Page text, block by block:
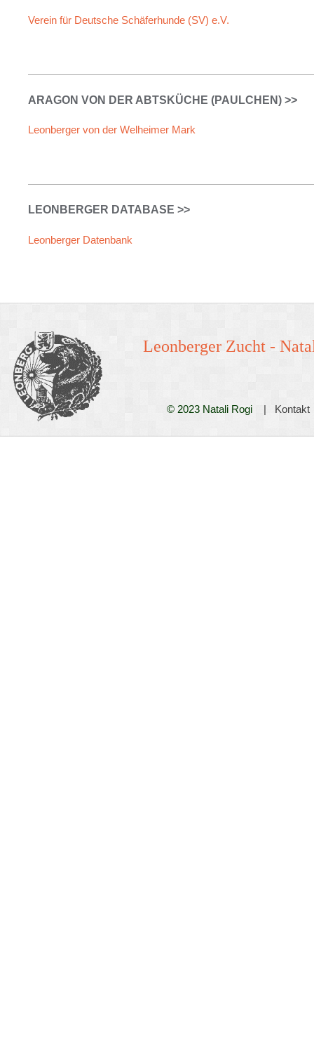
Leonberger Zucht -
© 2023 Natali Rogi Kontakt
Verein für Deutsche Schäferhunde (SV) e.V.
Leonberger von der Welheimer Mark
ARAGON VON DER ABTSKÜCHE (PAULCHEN) >>
Leonberger Datenbank
LEONBERGER DATABASE >>